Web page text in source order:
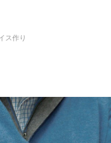
ス作り